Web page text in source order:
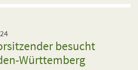
besucht
Württemberg